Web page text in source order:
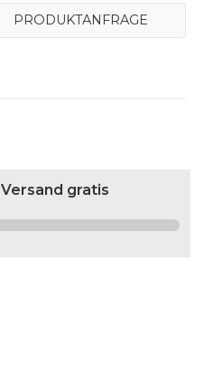
PRODUKTANFRAGE
Versand gratis